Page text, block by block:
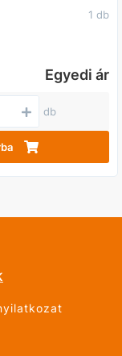
1 db
Egyedi ár
db